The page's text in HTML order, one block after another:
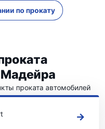
по прокату
проката автомобилей